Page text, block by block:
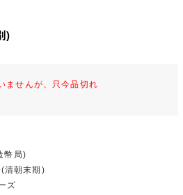
)
ませんが、只今品切れ
幣局)
清朝末期)
ズ